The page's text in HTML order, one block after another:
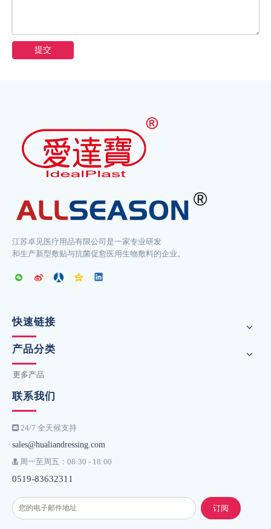
提交
江苏卓见医疗用品有限公司是一家专业研发
和生产新型敷贴与抗菌促愈医用生物敷料的企业。
快速链接
产品分类
更多产品
联系我们
 24/7 全天候支持
sales@hualiandressing.com
 周一至周五：08:30 - 18:00
0519-83632311
订阅